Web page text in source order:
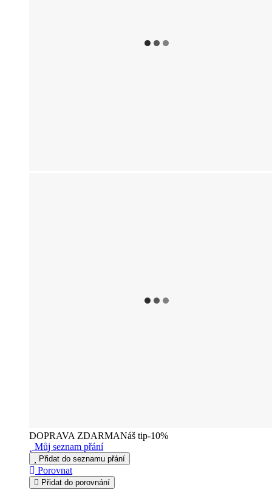
DOPRAVA ZDARMANáš tip-10%
Můj seznam přání
Přidat do seznamu přání
Porovnat
Přidat do porovnání